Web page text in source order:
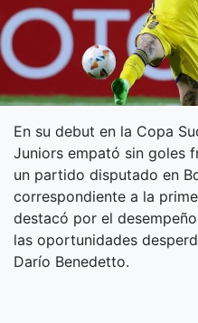
En su debut en la Copa
Juniors empató sin goles
un partido disputado en
correspondiente a la
destacó por el
las oportunidades
Darío Benedetto.